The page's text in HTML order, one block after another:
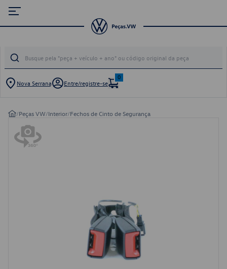
Nova Serrana Entre/registre-se
0
/Peças VW/Interior/Fechos de Cinto de Segurança